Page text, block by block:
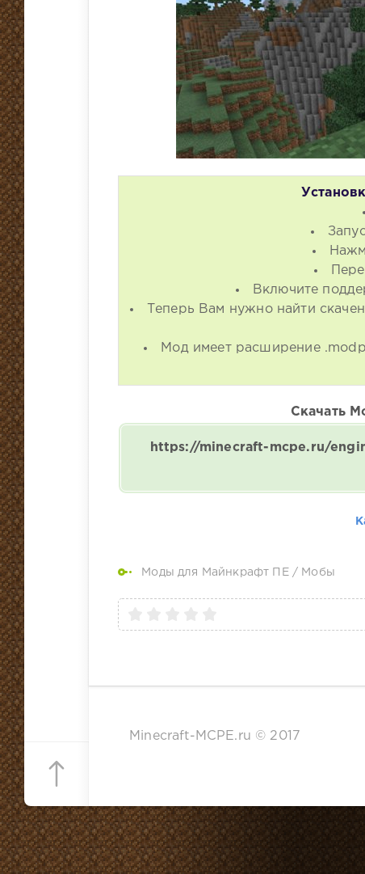
Включите
Теперь Вам нужно найти
Мод имеет расширение
Скачать
https://minecraft-mcpe.ru/
Моды для Майнкрафт ПЕ / Мобы
Minecraft-MCPE.ru © 2017